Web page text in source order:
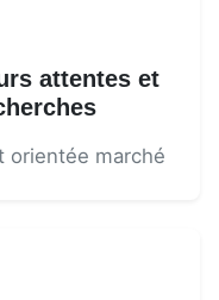
attentes et
orientée marché